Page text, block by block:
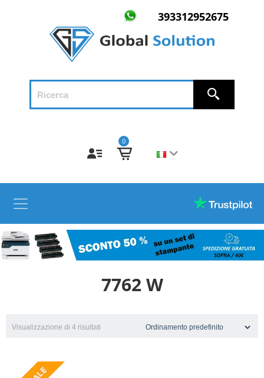
393312952675
0
7762 W
Visualizzazione di 4 risultati